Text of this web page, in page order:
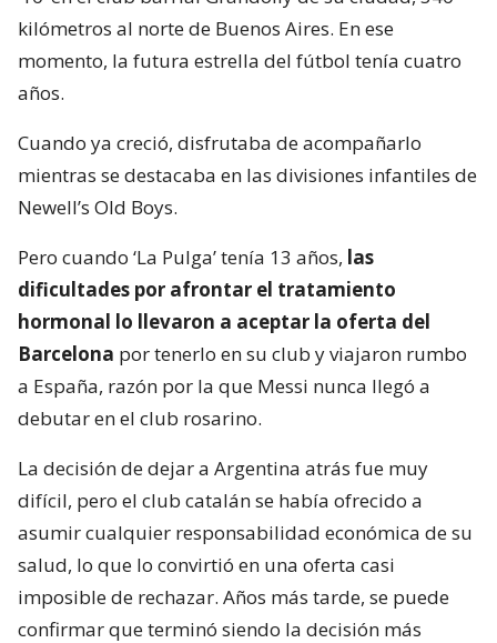
kilómetros al norte de Buenos Aires. En ese
momento, la futura estrella del fútbol tenía cuatro
años.
Cuando ya creció, disfrutaba de acompañarlo
mientras se destacaba en las divisiones infantiles de
Newell’s Old Boys.
Pero cuando ‘La Pulga’ tenía 13 años, las
dificultades por afrontar el tratamiento
hormonal lo llevaron a aceptar la oferta del
Barcelona por tenerlo en su club y viajaron rumbo
a España, razón por la que Messi nunca llegó a
debutar en el club rosarino.
La decisión de dejar a Argentina atrás fue muy
difícil, pero el club catalán se había ofrecido a
asumir cualquier responsabilidad económica de su
salud, lo que lo convirtió en una oferta casi
imposible de rechazar. Años más tarde, se puede
confirmar que terminó siendo la decisión más